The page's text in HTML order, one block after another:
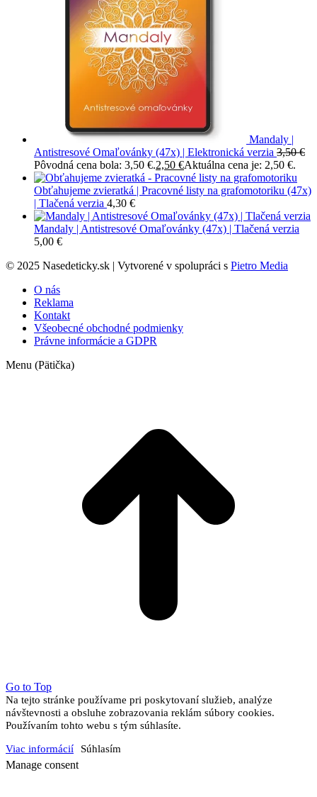
Mandaly |
Antistresové Omaľovánky (47x) | Elektronická verzia 3,50€
Pôvodná cena bola: 3,50 €.2,50 €Aktuálna cena je: 2,50 €.
Obťahujeme zvieratká | Pracovné listy na grafomotoriku (47x)
| Tlačená verzia 4,30 €
Mandaly | Antistresové Omaľovánky (47x) | Tlačená verzia
5,00 €
© 2025 Nasedeticky.sk | Vytvorené v spolupráci s Pietro Media
O nás
Reklama
Kontakt
Všeobecné obchodné podmienky
Právne informácie a GDPR
Menu (Pätička)
Go to Top
Na tejto stránke používame pri poskytovaní služieb, analýze
návštevnosti a obsluhe zobrazovania reklám súbory cookies.
Používaním tohto webu s tým súhlasíte.
Viac informácií Súhlasím
Manage consent